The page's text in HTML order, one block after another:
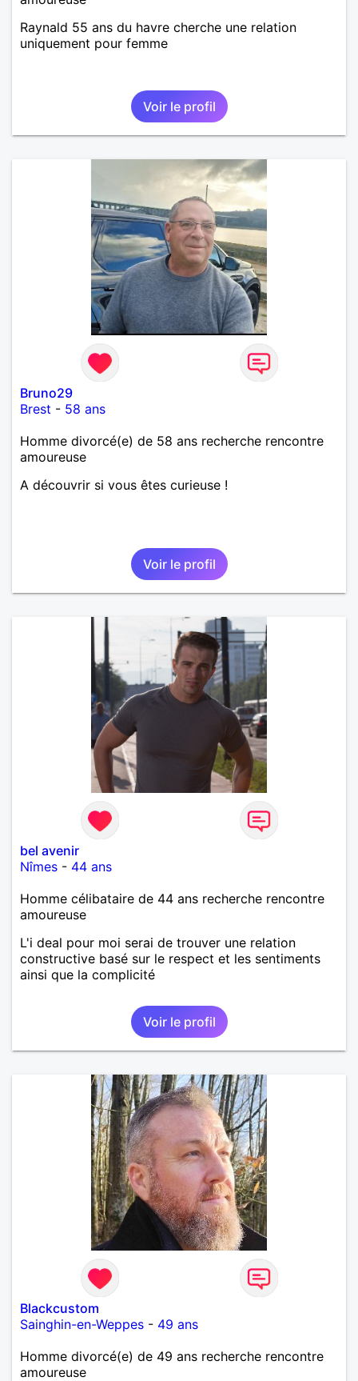
Raynald 55 ans du havre cherche une relation
uniquement pour femme
Voir le profil
Bruno29
Brest - 58 ans
Homme divorcé(e) de 58 ans recherche rencontre
amoureuse
A découvrir si vous êtes curieuse !
Voir le profil
bel avenir
Nîmes - 44 ans
Homme célibataire de 44 ans recherche rencontre
amoureuse
L'i deal pour moi serai de trouver une relation
constructive basé sur le respect et les sentiments
ainsi que la complicité
Voir le profil
Blackcustom
Sainghin-en-Weppes - 49 ans
Homme divorcé(e) de 49 ans recherche rencontre
amoureuse